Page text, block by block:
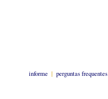
informe | perguntas frequentes